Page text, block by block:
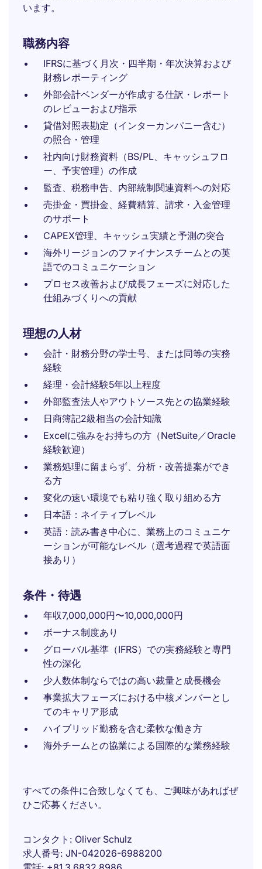
います。
職務内容
IFRSに基づく月次・四半期・年次決算および
財務レポーティング
外部会計ベンダーが作成する仕訳・レポート
のレビューおよび指示
貸借対照表勘定（インターカンパニー含む）
の照合・管理
社内向け財務資料（BS/PL、キャッシュフロ
ー、予実管理）の作成
監査、税務申告、内部統制関連資料への対応
売掛金・買掛金、経費精算、請求・入金管理
のサポート
CAPEX管理、キャッシュ実績と予測の突合
海外リージョンのファイナンスチームとの英
語でのコミュニケーション
プロセス改善および成長フェーズに対応した
仕組みづくりへの貢献
理想の人材
会計・財務分野の学士号、または同等の実務
経験
経理・会計経験5年以上程度
外部監査法人やアウトソース先との協業経験
日商簿記2級相当の会計知識
Excelに強みをお持ちの方（NetSuite／Oracle
経験歓迎）
業務処理に留まらず、分析・改善提案ができ
る方
変化の速い環境でも粘り強く取り組める方
日本語：ネイティブレベル
英語：読み書き中心に、業務上のコミュニケ
ーションが可能なレベル（選考過程で英語面
接あり）
条件・待遇
年収7,000,000円〜10,000,000円
ボーナス制度あり
グローバル基準（IFRS）での実務経験と専門
性の深化
少人数体制ならではの高い裁量と成長機会
事業拡大フェーズにおける中核メンバーとし
てのキャリア形成
ハイブリッド勤務を含む柔軟な働き方
海外チームとの協業による国際的な業務経験
すべての条件に合致しなくても、ご興味があればぜ
ひご応募ください。
コンタクト
Oliver Schulz
求人番号 JN-042026-6988200